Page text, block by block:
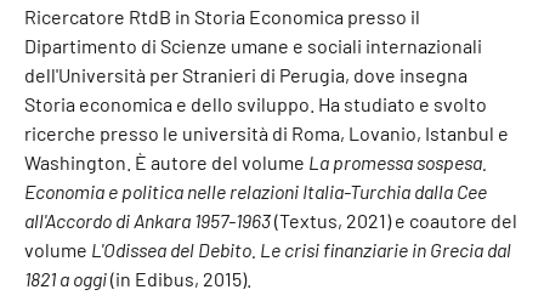
Ricercatore RtdB in Storia Economica presso il
Dipartimento di Scienze umane e sociali internazionali
dell'Università per Stranieri di Perugia, dove insegna
Storia economica e dello sviluppo. Ha studiato e svolto
ricerche presso le università di Roma, Lovanio, Istanbul e
Washington. È autore del volume La promessa sospesa.
Economia e politica nelle relazioni Italia-Turchia dalla Cee
all'Accordo di Ankara 1957-1963(Textus, 2021) e coautore del
volume L'Odissea del Debito. Le crisi finanziarie in Grecia dal
1821 a oggi(in Edibus, 2015).